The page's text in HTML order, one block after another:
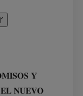
𝐘
𝐍𝐔𝐄𝐕𝐎